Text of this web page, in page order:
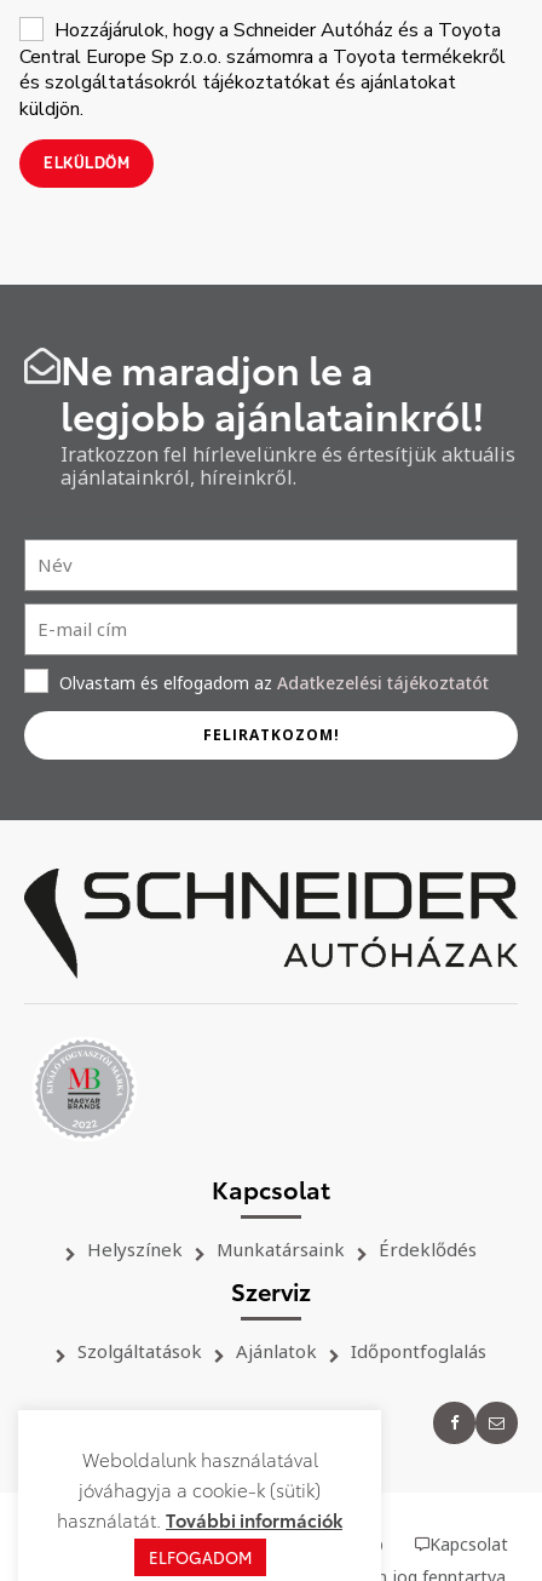
Hozzájárulok, hogy a Schneider Autóház és a Toyota
Central Europe Sp z.o.o. számomra a Toyota termékekről
és szolgáltatásokról tájékoztatókat és ajánlatokat
küldjön.
ELKÜLDÖM
Ne maradjon le a
legjobb ajánlatainkról!
Iratkozzon fel hírlevelünkre és értesítjük aktuális
ajánlatainkról, híreinkről.
Olvastam és elfogadom az Adatkezelési tájékoztatót
FELIRATKOZOM!
Kapcsolat
Helyszínek Munkatársaink Érdeklődés
Szerviz
Szolgáltatások Ajánlatok Időpontfoglalás
Adatkezelési tájékoztató Oldaltérkép Kapcsolat
Weboldalunk használatával
jóváhagyja a cookie-k (sütik)
használatát. További információk
ELFOGADOM